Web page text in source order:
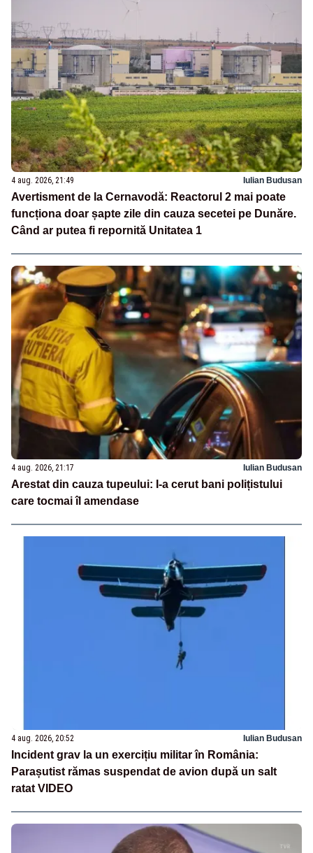
4 aug. 2026, 21:49 Iulian Budusan
Avertisment de la Cernavodă: Reactorul 2 mai poate
funcționa doar șapte zile din cauza secetei pe Dunăre.
Când ar putea fi repornită Unitatea 1
4 aug. 2026, 21:17 Iulian Budusan
Arestat din cauza tupeului: I-a cerut bani polițistului
care tocmai îl amendase
4 aug. 2026, 20:52 Iulian Budusan
Incident grav la un exercițiu militar în România:
Parașutist rămas suspendat de avion după un salt
ratat VIDEO